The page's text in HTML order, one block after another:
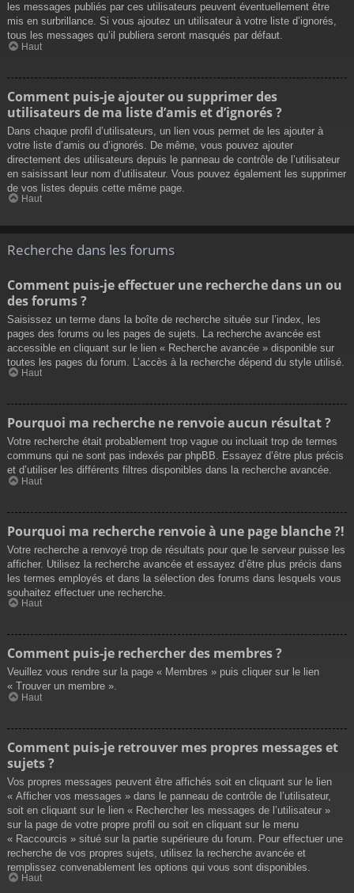
les messages publiés par ces utilisateurs peuvent éventuellement être
mis en surbrillance. Si vous ajoutez un utilisateur à votre liste d’ignorés,
tous les messages qu’il publiera seront masqués par défaut.
Haut
Comment puis-je ajouter ou supprimer des
utilisateurs de ma liste d’amis et d’ignorés ?
Dans chaque profil d’utilisateurs, un lien vous permet de les ajouter à
votre liste d’amis ou d’ignorés. De même, vous pouvez ajouter
directement des utilisateurs depuis le panneau de contrôle de l’utilisateur
en saisissant leur nom d’utilisateur. Vous pouvez également les supprimer
de vos listes depuis cette même page.
Haut
Recherche dans les forums
Comment puis-je effectuer une recherche dans un ou
des forums ?
Saisissez un terme dans la boîte de recherche située sur l’index, les
pages des forums ou les pages de sujets. La recherche avancée est
accessible en cliquant sur le lien « Recherche avancée » disponible sur
toutes les pages du forum. L’accès à la recherche dépend du style utilisé.
Haut
Pourquoi ma recherche ne renvoie aucun résultat ?
Votre recherche était probablement trop vague ou incluait trop de termes
communs qui ne sont pas indexés par phpBB. Essayez d’être plus précis
et d’utiliser les différents filtres disponibles dans la recherche avancée.
Haut
Pourquoi ma recherche renvoie à une page blanche ?!
Votre recherche a renvoyé trop de résultats pour que le serveur puisse les
afficher. Utilisez la recherche avancée et essayez d’être plus précis dans
les termes employés et dans la sélection des forums dans lesquels vous
souhaitez effectuer une recherche.
Haut
Comment puis-je rechercher des membres ?
Veuillez vous rendre sur la page « Membres » puis cliquer sur le lien
« Trouver un membre ».
Haut
Comment puis-je retrouver mes propres messages et
sujets ?
Vos propres messages peuvent être affichés soit en cliquant sur le lien
« Afficher vos messages » dans le panneau de contrôle de l’utilisateur,
soit en cliquant sur le lien « Rechercher les messages de l’utilisateur »
sur la page de votre propre profil ou soit en cliquant sur le menu
« Raccourcis » situé sur la partie supérieure du forum. Pour effectuer une
recherche de vos propres sujets, utilisez la recherche avancée et
remplissez convenablement les options qui vous sont disponibles.
Haut